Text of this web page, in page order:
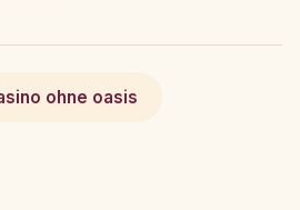
ohne oasis